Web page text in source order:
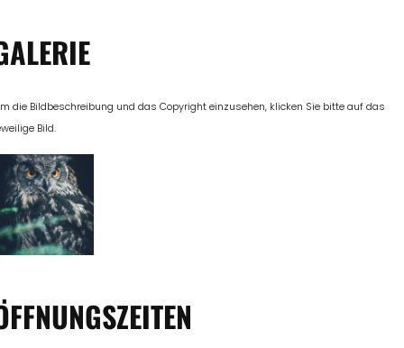
die Bildbeschreibung und das Copyright einzusehen, klicken Sie bitte auf das
Bild.